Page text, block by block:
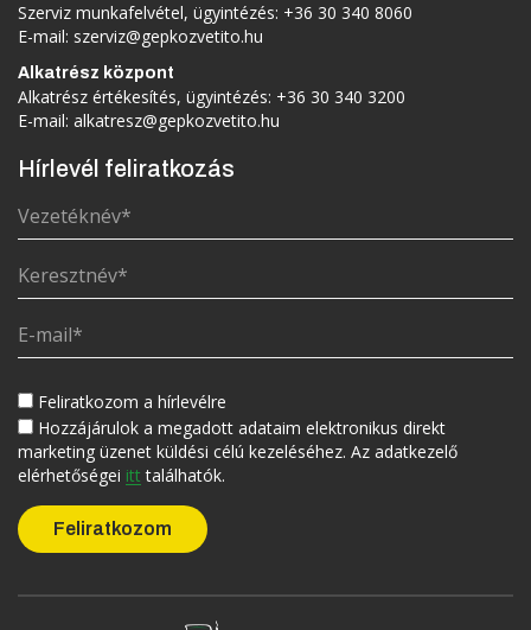
Szerviz munkafelvétel, ügyintézés: +36 30 340 8060
E-mail: szerviz@gepkozvetito.hu
Alkatrész központ
Alkatrész értékesítés, ügyintézés: +36 30 340 3200
E-mail: alkatresz@gepkozvetito.hu
Hírlevél feliratkozás
Feliratkozom a hírlevélre
Hozzájárulok a megadott adataim elektronikus direkt
marketing üzenet küldési célú kezeléséhez. Az adatkezelő
elérhetőségei itt találhatók.